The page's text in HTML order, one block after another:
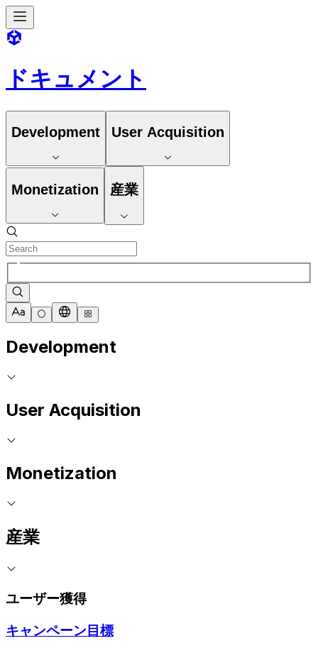
ドキュメント
Development User Acquisition
Monetization 産業
Development
User Acquisition
Monetization
産業
ユーザー獲得
キャンペーン目標